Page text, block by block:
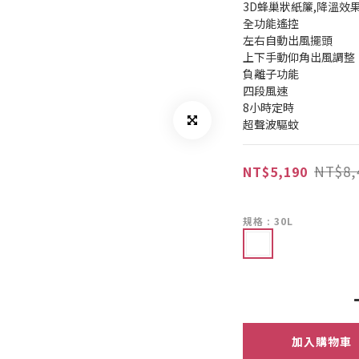
3D蜂巢狀紙簾,降溫效
全功能遙控
左右自動出風擺頭
上下手動仰角出風調整
負離子功能
四段風速
8小時定時
超聲波驅蚊
NT$5,190
規格 : 30L
加入購物車